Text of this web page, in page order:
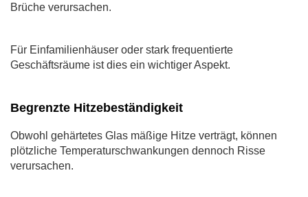
Brüche verursachen.
Für Einfamilienhäuser oder stark frequentierte
Geschäftsräume ist dies ein wichtiger Aspekt.
Begrenzte Hitzebeständigkeit
Obwohl gehärtetes Glas mäßige Hitze verträgt, können
plötzliche Temperaturschwankungen dennoch Risse
verursachen.